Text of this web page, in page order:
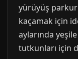
yürüyüş
kaçamak için
aylarında
tutkunları için